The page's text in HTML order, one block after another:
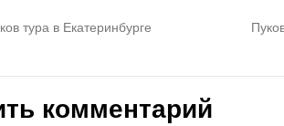
тура в Екатеринбурге
комментарий